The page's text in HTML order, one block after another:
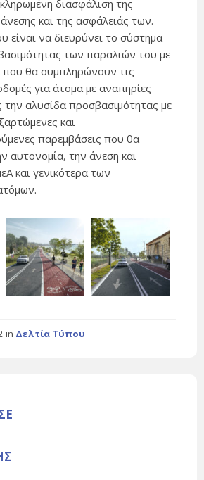
διασφάλιση της
και της ασφάλειάς των.
είναι να διευρύνει το σύστημα
των παραλιών του με
που θα συμπληρώνουν τις
για άτομα με αναπηρίες
αλυσίδα προσβασιμότητας με
και
παρεμβάσεις που θα
αυτονομία, την άνεση και
και γενικότερα των
in Δελτία Τύπου